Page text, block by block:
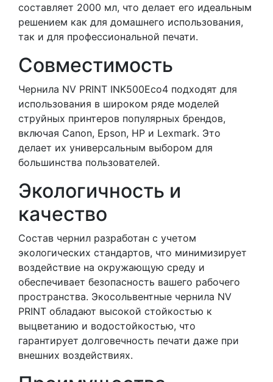
составляет 2000 мл, что делает его идеальным
решением как для домашнего использования,
так и для профессиональной печати.
Совместимость
Чернила NV PRINT INK500Eco4 подходят для
использования в широком ряде моделей
струйных принтеров популярных брендов,
включая Canon, Epson, HP и Lexmark. Это
делает их универсальным выбором для
большинства пользователей.
Экологичность и
качество
Состав чернил разработан с учетом
экологических стандартов, что минимизирует
воздействие на окружающую среду и
обеспечивает безопасность вашего рабочего
пространства. Экосольвентные чернила NV
PRINT обладают высокой стойкостью к
выцветанию и водостойкостью, что
гарантирует долговечность печати даже при
внешних воздействиях.